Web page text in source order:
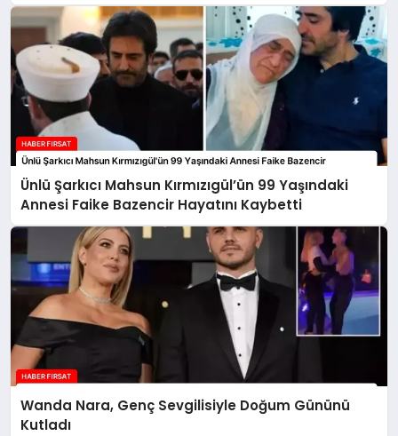
Ünlü Şarkıcı Mahsun Kırmızıgül’ün 99 Yaşındaki
Annesi Faike Bazencir Hayatını Kaybetti
Wanda Nara, Genç Sevgilisiyle Doğum Gününü
Kutladı